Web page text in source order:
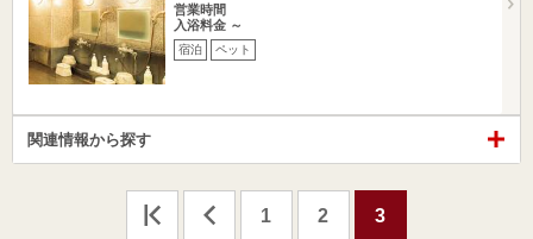
営業時間
入浴料金 ～
宿泊 ペット
関連情報から探す
1 2 3